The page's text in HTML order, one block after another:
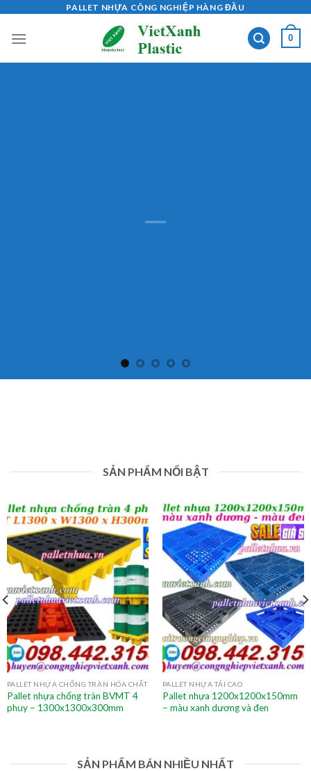
content
PALLET NHỰA CÔNG NGHIỆP HÀNG ĐẦU
0
SẢN PHẨM NỔI BẬT
PALLET NHỰA CHỐNG TRÀN HÓA CHẤT
Pallet nhựa chống tràn BVMT 4
phuy – 1300x1300x300mm
PALLET NHỰA TẢI CAO
Pallet nhựa 1200x1200x150mm
– màu xanh dương và đen
SẢN PHẨM BÁN NHIỀU NHẤT